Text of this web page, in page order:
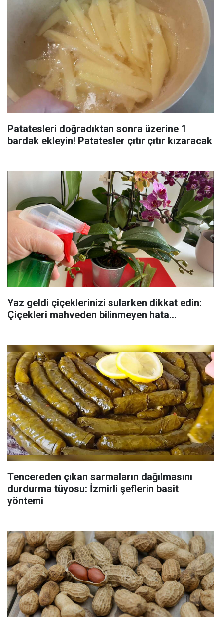
Patatesleri doğradıktan sonra üzerine 1
bardak ekleyin! Patatesler çıtır çıtır kızaracak
Yaz geldi çiçeklerinizi sularken dikkat edin:
Çiçekleri mahveden bilinmeyen hata...
Tencereden çıkan sarmaların dağılmasını
durdurma tüyosu: İzmirli şeflerin basit
yöntemi